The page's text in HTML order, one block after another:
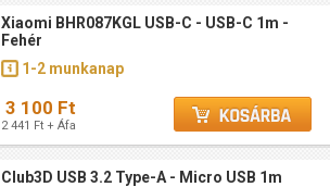
Xiaomi BHR087KGL USB-C - USB-C 1m -
Fehér
1-2 munkanap
3 100 Ft
2 441 Ft + Áfa
Club3D USB 3.2 Type-A - Micro USB 1m